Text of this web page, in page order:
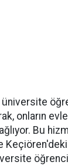
üniversite
onların
Bu